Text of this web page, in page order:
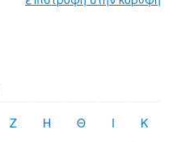
Ζ Η Θ Ι Κ